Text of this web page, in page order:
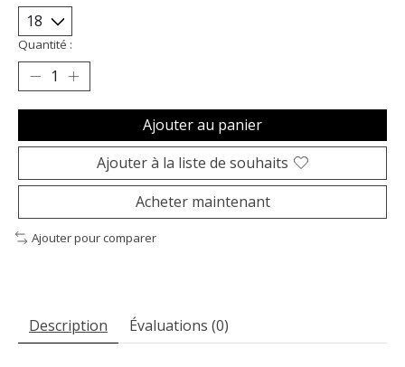
Quantité :
Ajouter au panier
Ajouter à la liste de souhaits
Acheter maintenant
Ajouter pour comparer
Description Évaluations (0)